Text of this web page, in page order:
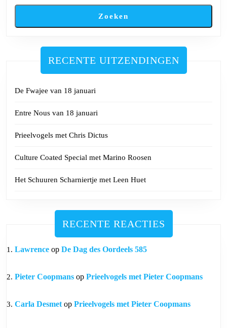
Ruysen
en
Put
Zoeken
RECENTE UITZENDINGEN
De Fwajee van 18 januari
Entre Nous van 18 januari
Prieelvogels met Chris Dictus
Culture Coated Special met Marino Roosen
Het Schuuren Scharniertje met Leen Huet
RECENTE REACTIES
Lawrence op De Dag des Oordeels 585
Pieter Coopmans op Prieelvogels met Pieter Coopmans
Carla Desmet op Prieelvogels met Pieter Coopmans